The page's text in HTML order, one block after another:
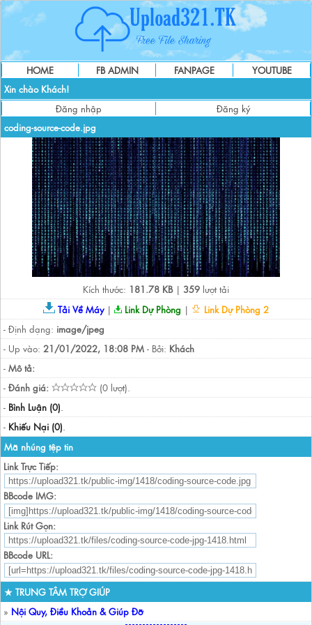
HOME FB ADMIN FANPAGE
YOUTUBE
Xin chào Khách!
Đăng nhập
Đăng ký
coding-source-code.jpg
Kích thước: 181.78 KB| 359 lượt tải
Tải Về Máy| Link Dự Phòng |
Link Dự Phòng 2
- Định dạng: image/jpeg
- Up vào: 21/01/2022, 18:08 PM - Bởi: Khách
- Mô tả:
- Đánh giá:
(0 lượt).
- Bình Luận (0).
- Khiếu Nại (0).
Mã nhúng tệp tin
Link Trực Tiếp:
BBcode IMG:
Link Rút Gọn:
BBcode URL:
★ TRUNG TÂM TRỢ GIÚP
» Nội Quy, Điều Khoản & Giúp Đỡ